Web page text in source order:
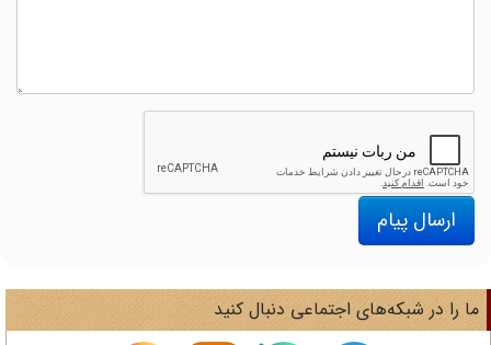
ارسال پیام
را در شبکه‌های اجتماعی دنبال کنید